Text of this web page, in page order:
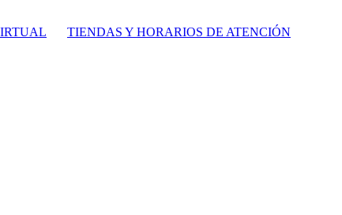
TIENDAS Y HORARIOS DE ATENCIÓN